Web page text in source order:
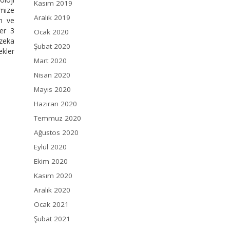
ve
3
Kasım 2019
Aralık 2019
Ocak 2020
Şubat 2020
Mart 2020
Nisan 2020
Mayıs 2020
Haziran 2020
Temmuz 2020
Ağustos 2020
Eylül 2020
Ekim 2020
Kasım 2020
Aralık 2020
Ocak 2021
Şubat 2021